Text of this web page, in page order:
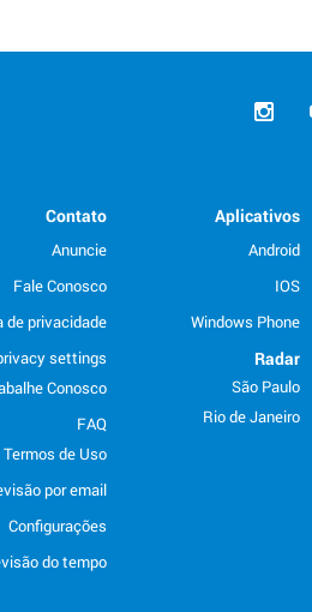
Aplicativos
Android
IOS
Windows Phone
Radar
São Paulo
Rio de Janeiro
Contato
Anuncie
Fale Conosco
de privacidade
settings
Conosco
FAQ
Termos de Uso
por email
Configurações
do tempo